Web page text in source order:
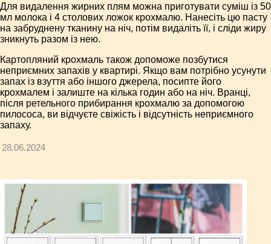
Для видалення жирних плям можна приготувати суміш із 50
мл молока і 4 столових ложок крохмалю. Нанесіть цю пасту
на забруднену тканину на ніч, потім видаліть її, і сліди жиру
зникнуть разом із нею.
Картопляний крохмаль також допоможе позбутися
неприємних запахів у квартирі. Якщо вам потрібно усунути
запах із взуття або іншого джерела, посипте його
крохмалем і залиште на кілька годин або на ніч. Вранці,
після ретельного прибирання крохмалю за допомогою
пилососа, ви відчуєте свіжість і відсутність неприємного
запаху.
28.06.2024